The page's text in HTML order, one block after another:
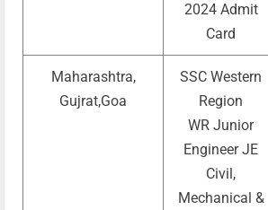
2024 Admit
Card
Maharashtra,
Gujrat,Goa
SSC Western
Region
WR Junior
Engineer JE
Civil,
Mechanical &